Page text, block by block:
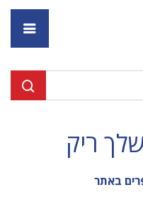
ריק
באתר